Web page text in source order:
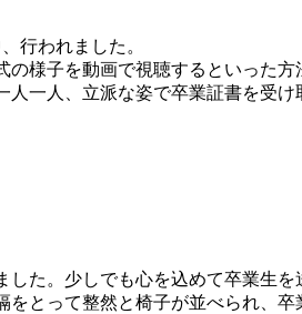
行われました。
様子を動画で視聴するといった方
一人、立派な姿で卒業証書を受け
た。少しでも心を込めて卒業生
とって整然と椅子が並べられ、